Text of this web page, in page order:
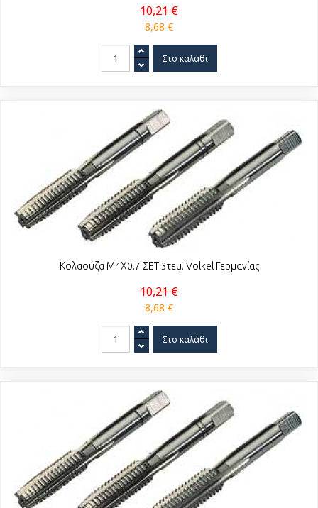
10,21 €
8,68 €
Κολαούζα Μ4Χ0.7 ΣΕΤ 3τεμ. Volkel Γερμανίας
10,21 €
8,68 €